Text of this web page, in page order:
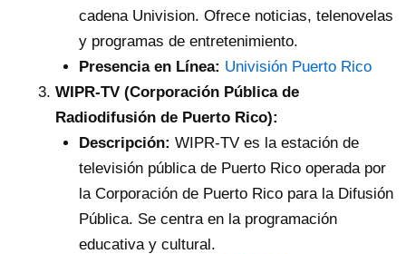
cadena Univision. Ofrece noticias, telenovelas
y programas de entretenimiento.
Presencia en Línea: Univisión Puerto Rico
WIPR-TV (Corporación Pública de
Radiodifusión de Puerto Rico):
Descripción: WIPR-TV es la estación de
televisión pública de Puerto Rico operada por
la Corporación de Puerto Rico para la Difusión
Pública. Se centra en la programación
educativa y cultural.